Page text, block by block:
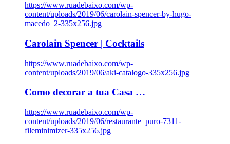
https://www.ruadebaixo.com/wp-
content/uploads/2019/06/carolain-spencer-by-hugo-
macedo_2-335x256.jpg
Carolain Spencer | Cocktails
https://www.ruadebaixo.com/wp-
content/uploads/2019/06/aki-catalogo-335x256.jpg
Como decorar a tua Casa …
https://www.ruadebaixo.com/wp-
content/uploads/2019/06/restaurante_puro-7311-
fileminimizer-335x256.jpg